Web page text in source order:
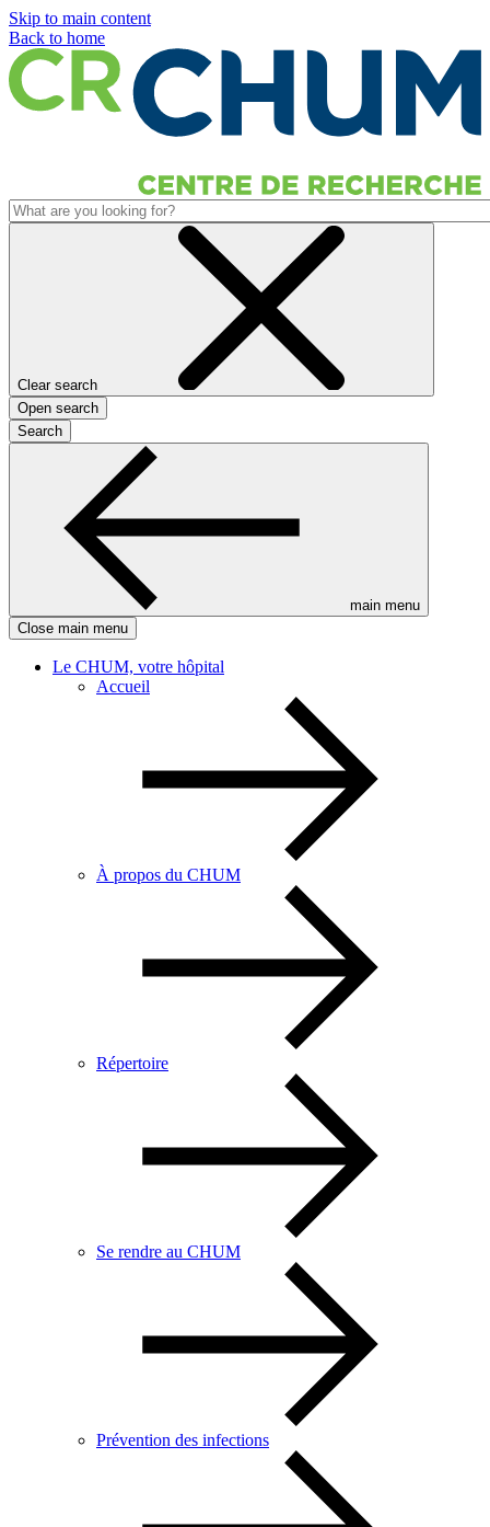
Skip to main content
Back to home
Clear search
Open search
Search
main menu
Close main menu
Le CHUM, votre hôpital
Accueil
À propos du CHUM
Répertoire
Se rendre au CHUM
Prévention des infections